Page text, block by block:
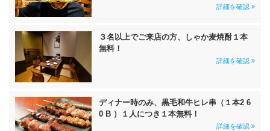
詳細を確認
３名以上でご来店の方、しゃか麦焼酎１本
無料！
詳細を確認
ディナー時のみ、黒毛和牛ヒレ串（１本2 6
0 B ）１人につき１本無料！
詳細を確認